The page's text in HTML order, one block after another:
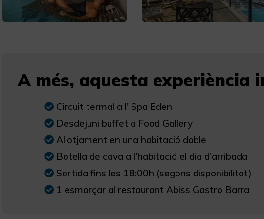
A més, aquesta experiència
Circuit termal a l' Spa Eden
Desdejuni buffet a Food Gallery
Allotjament en una habitació doble
Botella de cava a l'habitació el dia d'arribada
Sortida fins les 18:00h (segons disponibilitat)
1 esmorçar al restaurant Abiss Gastro Barra